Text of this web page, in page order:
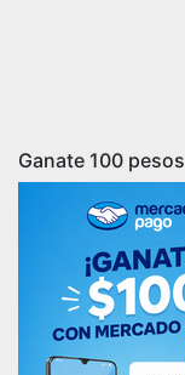
Ganate 100 pesos